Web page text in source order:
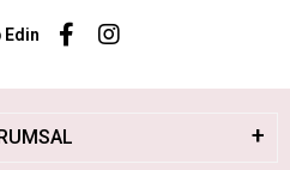
Edin